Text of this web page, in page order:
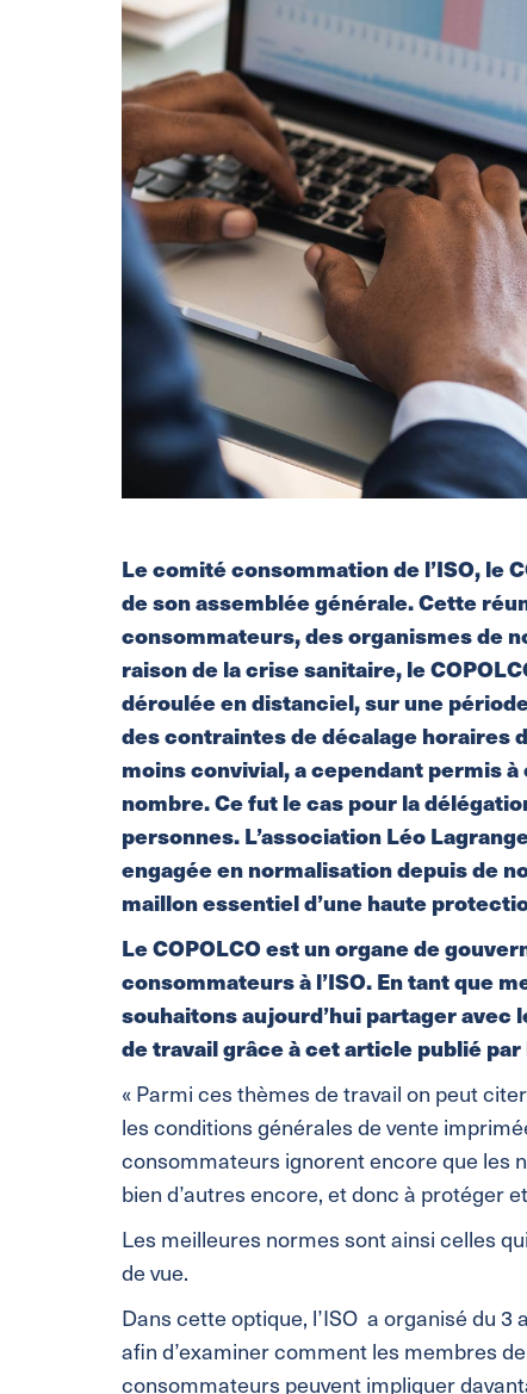
Le comité consommation de l’ISO, le
de son assemblée générale. Cette
consommateurs, des organismes de
raison de la crise sanitaire, le
déroulée en distanciel, sur une
des contraintes de décalage horaires
moins convivial, a cependant permis
nombre. Ce fut le cas pour la
personnes. L’association Léo
engagée en normalisation depuis de
maillon essentiel d’une haute
Le COPOLCO est un organe de
consommateurs à l’ISO. En tant que
souhaitons aujourd’hui partager
de travail grâce à cet article publié par
« Parmi ces thèmes de travail on peut
les conditions générales de vente
consommateurs ignorent encore que les
bien d’autres encore, et donc à protéger
Les meilleures normes sont ainsi celles
de vue.
Dans cette optique, l’ISO a organisé du
afin d’examiner comment les membres
consommateurs peuvent impliquer